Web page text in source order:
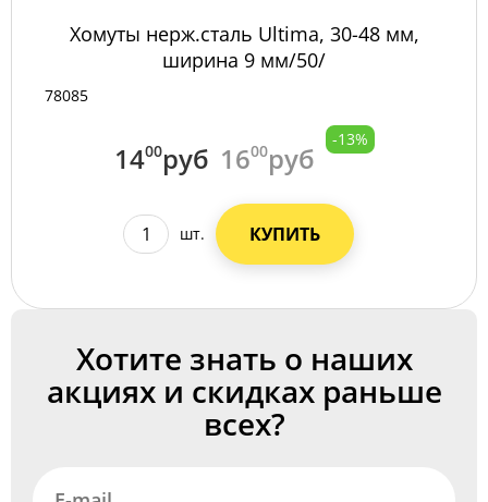
Хомуты нерж.сталь Ultima, 30-48 мм,
ширина 9 мм/50/
78085
1400руб 1600руб
-13%
шт. КУПИТЬ
Хотите знать о наших
акциях и скидках раньше
всех?